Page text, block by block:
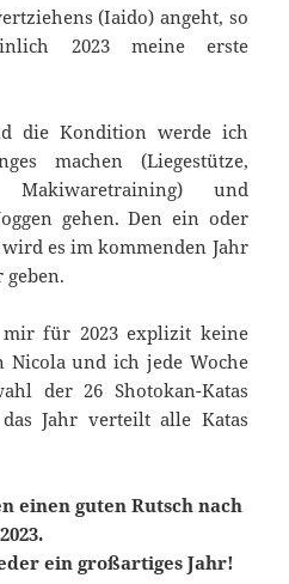
(Iaido) angeht, so
2023 meine erste
die Kondition werde ich
machen (Liegestütze,
Makiwaretraining) und
gehen. Den ein oder
es im kommenden Jahr
geben.
mir für 2023 explizit keine
Nicola und ich jede Woche
der 26 Shotokan-Katas
Jahr verteilt alle Katas
einen guten Rutsch nach
2023.
ein großartiges Jahr!